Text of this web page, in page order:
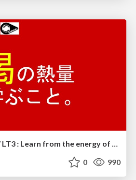
COMUCAL vol.3 / LT3 : Learn from the energy of ASAKATSU.
0 990